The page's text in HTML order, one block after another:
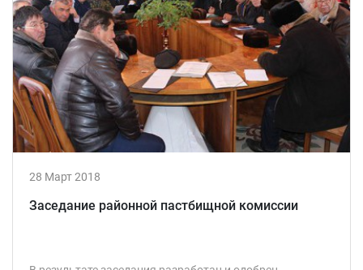
28 Март 2018
Заседание районной пастбищной комиссии